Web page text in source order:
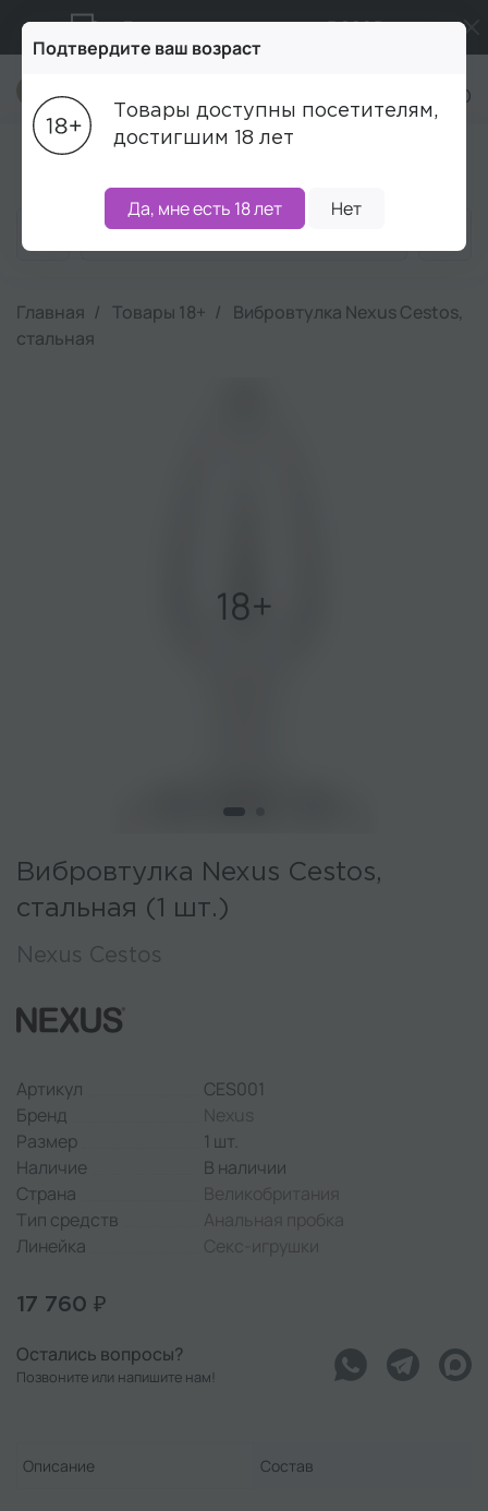
Бесплатная доставка от 5 000₽
Промокод ПРИВЕТ
+7 (495) 215-16-00
Блог Акции Бренды
Главная Товары 18+
Вибровтулка Nexus Cestos,
стальная
Вибровтулка Nexus Cestos,
стальная (1 шт.)
Nexus Cestos
Артикул
CES001
Бренд
Nexus
Размер
1 шт.
Наличие
В наличии
Страна
Великобритания
Тип средств
Анальная пробка
Линейка
Секс-игрушки
17 760 ₽
Остались вопросы?
Позвоните или напишите нам!
Описание Состав
Подтвердите ваш возраст
Товары доступны посетителям,
достигшим 18 лет
Да, мне есть 18 лет Нет